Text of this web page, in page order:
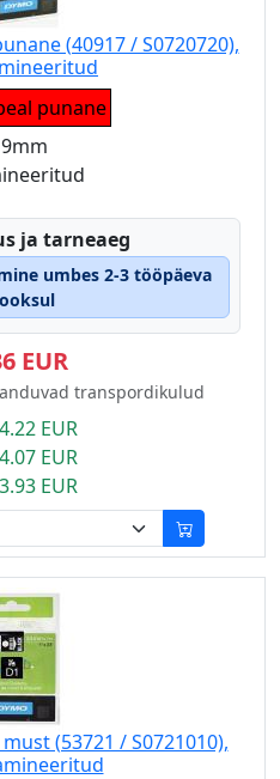
(40917 / S0720720),
punane
9mm
ja tarneaeg
umbes 2-3 tööpäeva
EUR
transpordikulud
EUR
EUR
EUR
(53721 / S0721010),